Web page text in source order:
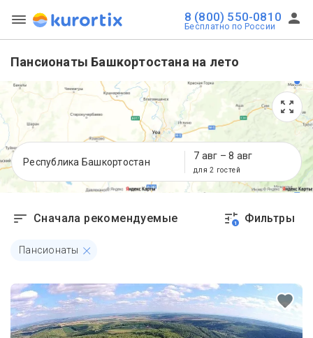
8 (800) 550-0810
Бесплатно по России
Пансионаты Башкортостана на лето
Республика Башкортостан
7 авг – 8 авг
для 2 гостей
Сначала рекомендуемые 1 Фильтры
Пансионаты